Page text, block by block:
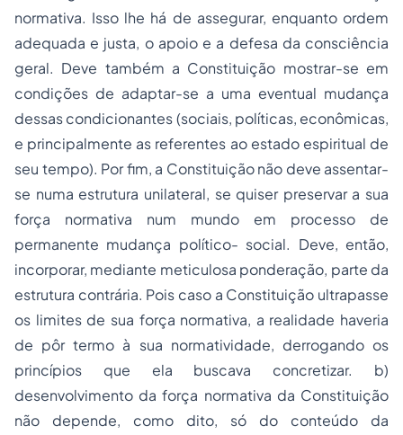
normativa. Isso lhe há de assegurar, enquanto ordem
adequada e justa, o apoio e a defesa da consciência
geral. Deve também a Constituição mostrar-se em
condições de adaptar-se a uma eventual mudança
dessas condicionantes (sociais, políticas, econômicas,
e principalmente as referentes ao estado espiritual de
seu tempo). Por fim, a Constituição não deve assentar-
se numa estrutura unilateral, se quiser preservar a sua
força normativa num mundo em processo de
permanente mudança político- social. Deve, então,
incorporar, mediante meticulosa ponderação, parte da
estrutura contrária. Pois caso a Constituição ultrapasse
os limites de sua força normativa, a realidade haveria
de pôr termo à sua normatividade, derrogando os
princípios que ela buscava concretizar. b)
desenvolvimento da força normativa da Constituição
não depende, como dito, só do conteúdo da